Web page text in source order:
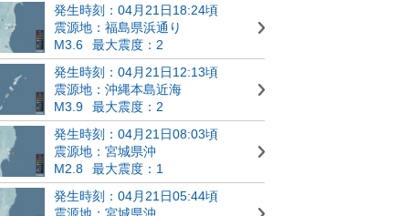
発生時刻：04月21日18:24頃
震源地：福島県浜通り
M3.6
最大震度：2
発生時刻：04月21日12:13頃
震源地：沖縄本島近海
M3.9
最大震度：2
発生時刻：04月21日08:03頃
震源地：宮城県沖
M2.8
最大震度：1
発生時刻：04月21日05:44頃
震源地：宮城県沖